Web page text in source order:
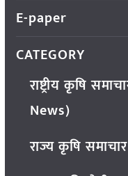
E-paper
CATEGORY
राष्ट्रीय कृषि
News)
राज्य कृषि